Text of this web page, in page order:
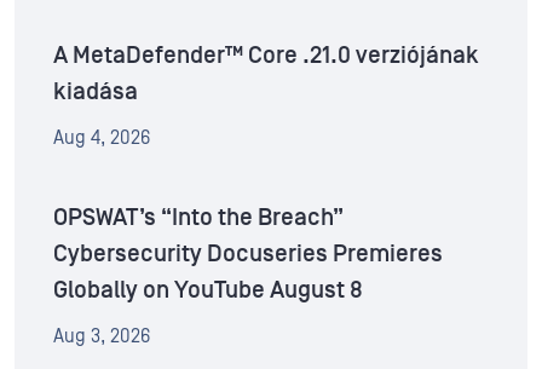
A MetaDefender™ Core .21.0 verziójának
kiadása
Aug 4, 2026
OPSWAT’s “Into the Breach”
Cybersecurity Docuseries Premieres
Globally on YouTube August 8
Aug 3, 2026